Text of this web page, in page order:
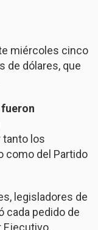
miércoles cinco
de dólares, que
fueron
tanto los
como del Partido
legisladores de
cada pedido de
Ejecutivo.